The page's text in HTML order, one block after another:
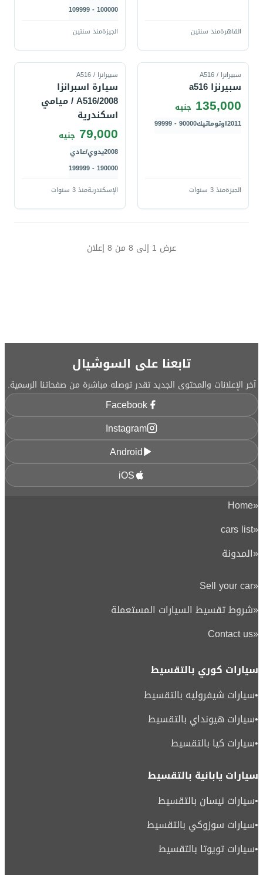
القاهرةمنذ سنتين
100000 - 109999
الجيزةمنذ سنتين
سبيرانزا / A516
سبيرنزا a516
135,000 جنيه
2011اوتوماتيك90000 - 99999
الجيزةمنذ 3 سنوات
سبيرانزا / A516
سيارة اسبرانزا
A516/2008 / ميامي
اسكندرية
79,000 جنيه
2008يدوي/عادي
190000 - 199999
الإسكندريةمنذ 3 سنوات
عرض 1 إلى 8 من 8 إعلان
تابعنا على السوشيال
آخر الإعلانات والمحتوى الجديد تقدر توصله مباشرة من صفحاتنا الرسمية.
Facebook
Instagram
Android
iOS
«
Home
«
cars list
«المدونة
«
Sell your car
«شروط تقسيط السيارات المستعملة
«
Contact us
سيارات كوري بالتقسيط
•سيارات شيفروليه بالتقسيط
•سيارات هيونداي بالتقسيط
•سيارات كيا بالتقسيط
سيارات يابانية بالتقسيط
•سيارات نيسان بالتقسيط
•سيارات سوزوكي بالتقسيط
•سيارات تويوتا بالتقسيط